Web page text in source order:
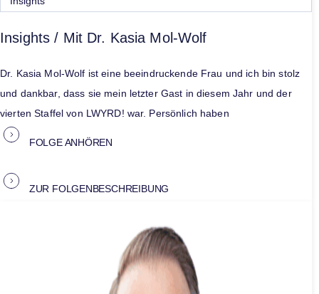
Insights / Mit Dr. Kasia Mol-Wolf
Dr. Kasia Mol-Wolf ist eine beeindruckende Frau und ich bin stolz
und dankbar, dass sie mein letzter Gast in diesem Jahr und der
vierten Staffel von LWYRD! war. Persönlich haben
FOLGE ANHÖREN
ZUR FOLGENBESCHREIBUNG